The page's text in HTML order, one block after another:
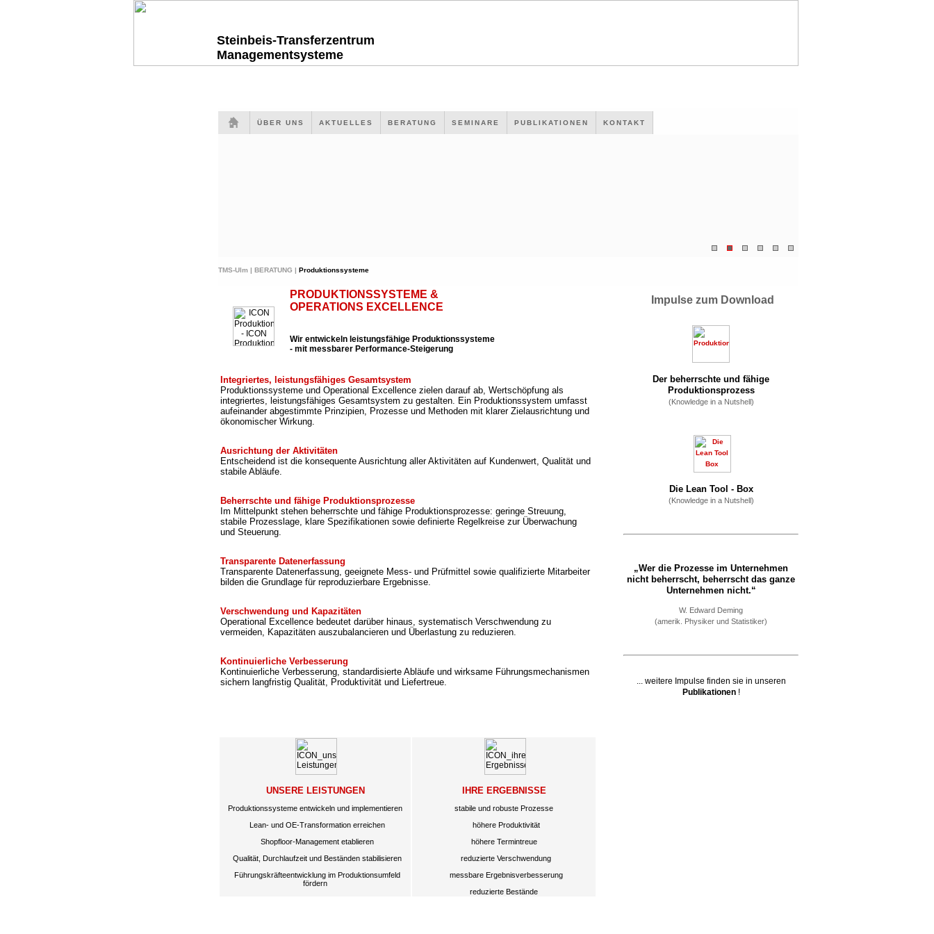
Steinbeis-Transferzentrum
Managementsysteme
ÜBER UNS AKTUELLES BERATUNG SEMINARE PUBLIKATIONEN KONTAKT
TMS-Ulm | BERATUNG | Produktionssysteme
PRODUKTIONSSYSTEME &
OPERATIONS EXCELLENCE
Wir entwickeln leistungsfähige Produktionssysteme
- mit messbarer Performance-Steigerung
Integriertes, leistungsfähiges Gesamtsystem
Produktionssysteme und Operational Excellence zielen darauf ab, Wertschöpfung als
integriertes, leistungsfähiges Gesamtsystem zu gestalten. Ein Produktionssystem umfasst
aufeinander abgestimmte Prinzipien, Prozesse und Methoden mit klarer Zielausrichtung und
ökonomischer Wirkung.
Ausrichtung der Aktivitäten
Entscheidend ist die konsequente Ausrichtung aller Aktivitäten auf Kundenwert, Qualität und
stabile Abläufe.
Beherrschte und fähige Produktionsprozesse
Im Mittelpunkt stehen beherrschte und fähige Produktionsprozesse: geringe Streuung,
stabile Prozesslage, klare Spezifikationen sowie definierte Regelkreise zur Überwachung
und Steuerung.
Transparente Datenerfassung
Transparente Datenerfassung, geeignete Mess- und Prüfmittel sowie qualifizierte Mitarbeiter
bilden die Grundlage für reproduzierbare Ergebnisse.
Verschwendung und Kapazitäten
Operational Excellence bedeutet darüber hinaus, systematisch Verschwendung zu
vermeiden, Kapazitäten auszubalancieren und Überlastung zu reduzieren.
Kontinuierliche Verbesserung
Kontinuierliche Verbesserung, standardisierte Abläufe und wirksame Führungsmechanismen
sichern langfristig Qualität, Produktivität und Liefertreue.
UNSERE LEISTUNGEN
Produktionssysteme entwickeln und implementieren
Lean- und OE-Transformation erreichen
Shopfloor-Management etablieren
Qualität, Durchlaufzeit und Beständen stabilisieren
Führungskräfteentwicklung im Produktionsumfeld
fördern
IHRE ERGEBNISSE
stabile und robuste Prozesse
höhere Produktivität
höhere Termintreue
reduzierte Verschwendung
messbare Ergebnisverbesserung
reduzierte Bestände
Impulse zum Download
Der beherrschte und fähige
Produktionsprozess
(Knowledge in a Nutshell)
Die Lean Tool - Box
(Knowledge in a Nutshell)
„Wer die Prozesse im Unternehmen
nicht beherrscht, beherrscht das ganze
Unternehmen nicht.“
W. Edward Deming
(amerik. Physiker und Statistiker)
... weitere Impulse finden sie in unseren
Publikationen!